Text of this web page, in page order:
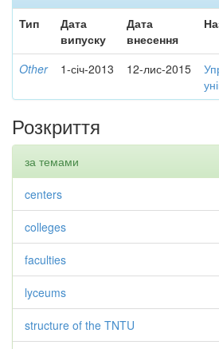
Тип
Дата
випуску
Дата
внесення
Other 1-січ-2013 12-лис-2015
Розкриття
за темами
centers
colleges
faculties
lyceums
structure of the TNTU